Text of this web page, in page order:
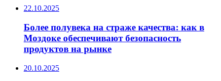
22.10.2025
Более полувека на страже качества: как в
Моздоке обеспечивают безопасность
продуктов на рынке
20.10.2025